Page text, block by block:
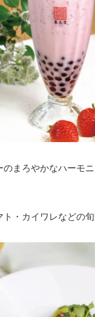
まろやかなハーモ
・カイワレなどの